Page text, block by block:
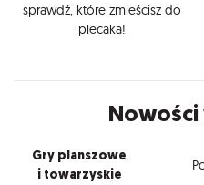
sprawdź, które zmieścisz do
plecaka!
Gry planszowe
i towarzyskie